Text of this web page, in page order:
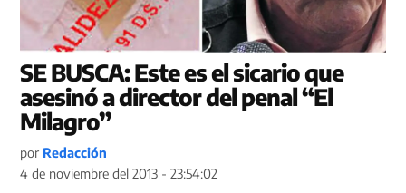
SE BUSCA: Este es el sicario que
asesinó a director del penal “El
Milagro”
por Redacción
4 de noviembre del 2013 - 23:54:02